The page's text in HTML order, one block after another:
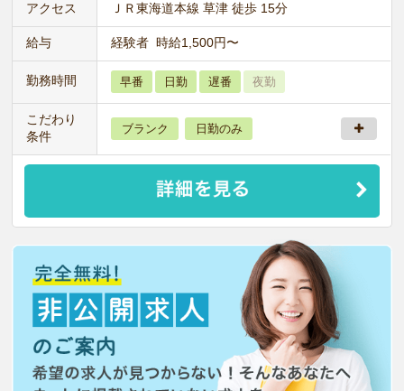
アクセス ＪＲ東海道本線 草津 徒歩 15分
給与 経験者 時給1,500円〜
勤務時間 早番 日勤 遅番 夜勤
こだわり
条件
ブランク 日勤のみ